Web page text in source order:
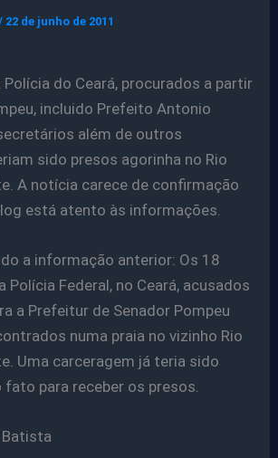
22 de junho de 2011
do Ceará, procurados a partir
incluido Prefeito Antonio
além de outros
sido presos agorinha no Rio
A notícia carece de confirmação
está atento às informações.
a informação anterior: Os 18
Polícia Federal, no Ceará, acusados
a Prefeitur de Senador Pompeu
numa praia no vizinho Rio
Uma carceragem já teria sido
para receber os presos.